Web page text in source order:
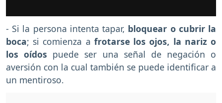
- Si la persona intenta tapar, bloquear o cubrir la
boca; si comienza a frotarse los ojos, la nariz o
los oídos puede ser una señal de negación o
aversión con la cual también se puede identificar a
un mentiroso.